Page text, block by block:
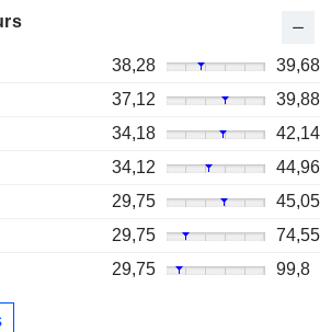
38,28
39,68
37,12
39,88
34,18
42,14
34,12
44,96
29,75
45,05
29,75
74,55
29,75 99,8